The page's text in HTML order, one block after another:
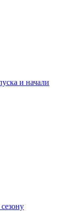
и начали